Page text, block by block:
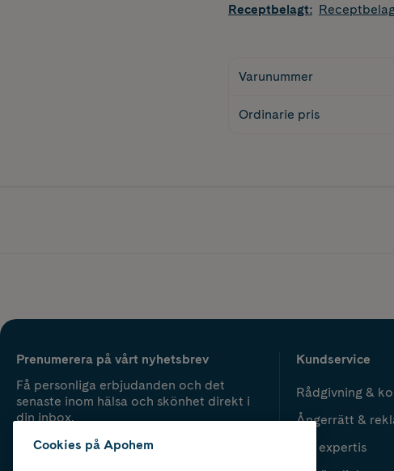
Receptbelagt:
Varunummer
Ordinarie pris
Prenumerera på vårt nyhetsbrev
Få personliga erbjudanden och det
senaste inom hälsa och skönhet direkt i
din inbox.
Kundservice
Rådgivning &
Ångerrätt &
Vår expertis
Cookies på Apohem